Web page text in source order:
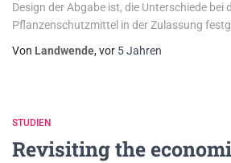
Design der Abgabe ist, die Unterschiede bei
Pflanzenschutzmittel in der Zulassung
Von Landwende, vor 5 Jahren
STUDIEN
Revisiting the